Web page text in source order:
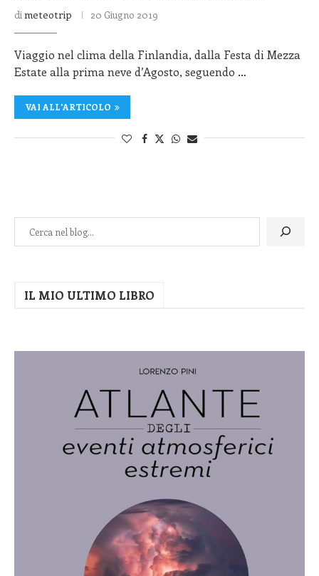
dimeteotrip 20 Giugno 2019
Viaggio nel clima della Finlandia, dalla Festa di Mezza
Estate alla prima neve d’Agosto, seguendo …
VAI ALL'ARTICOLO
IL MIO ULTIMO LIBRO